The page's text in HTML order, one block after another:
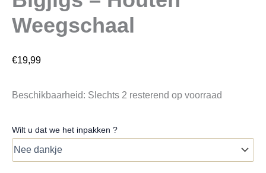
Weegschaal
€19,99
Beschikbaarheid: Slechts 2 resterend op voorraad
Wilt u dat we het inpakken ?